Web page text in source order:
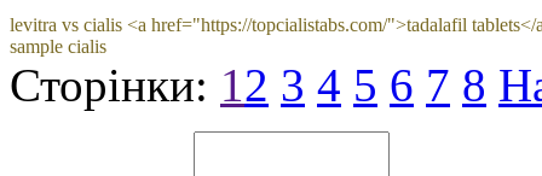
levitra vs cialis <a href="https://topcialistabs.com/">tadalafil tablets</
sample cialis
Сторінки: 12 3 4 5 6 7 8